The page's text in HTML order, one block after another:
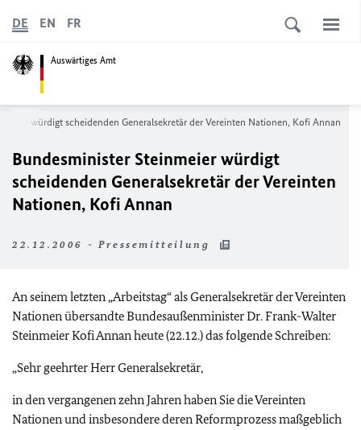
Auswärtiges Amt
DE EN FR
würdigt scheidenden Generalsekretär der Vereinten Nationen, Kofi Annan
Bundesminister Steinmeier würdigt
scheidenden Generalsekretär der Vereinten
Nationen, Kofi Annan
22.12.2006 - Pressemitteilung
An seinem letzten „Arbeitstag“ als Generalsekretär der Vereinten
Nationen übersandte Bundesaußenminister Dr. Frank-Walter
Steinmeier Kofi Annan heute (22.12.) das folgende Schreiben:
„Sehr geehrter Herr Generalsekretär,
in den vergangenen zehn Jahren haben Sie die Vereinten
Nationen und insbesondere deren Reformprozess maßgeblich